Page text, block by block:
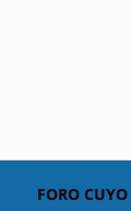
FORO